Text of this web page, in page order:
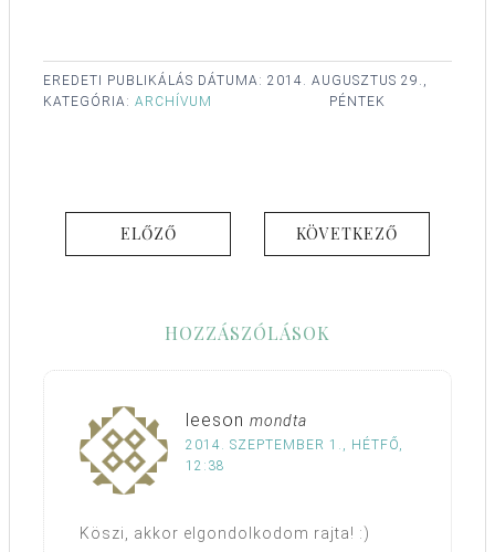
EREDETI PUBLIKÁLÁS DÁTUMA: 2014. AUGUSZTUS 29.,
PÉNTEK
KATEGÓRIA: ARCHÍVUM
ELŐZŐ KÖVETKEZŐ
HOZZÁSZÓLÁSOK
leeson mondta
2014. SZEPTEMBER 1., HÉTFŐ,
12:38
Köszi, akkor elgondolkodom rajta! :)